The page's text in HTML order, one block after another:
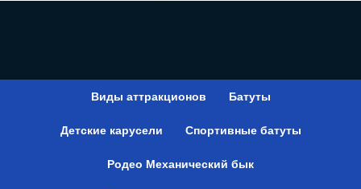
Виды аттракционов Батуты
Детские карусели Спортивные батуты
Родео Механический бык